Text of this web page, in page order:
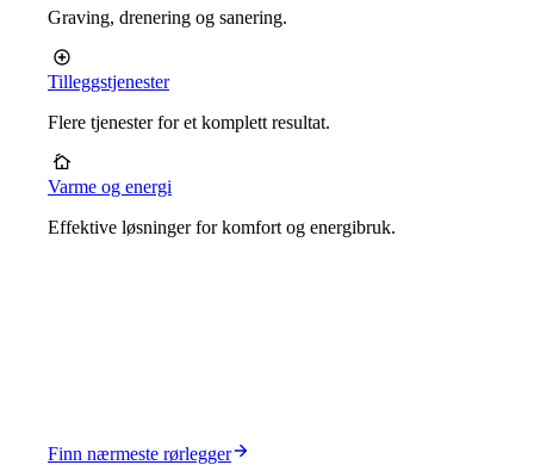
Graving, drenering og sanering.
Tilleggstjenester
Flere tjenester for et komplett resultat.
Varme og energi
Effektive løsninger for komfort og energibruk.
Finn nærmeste rørlegger